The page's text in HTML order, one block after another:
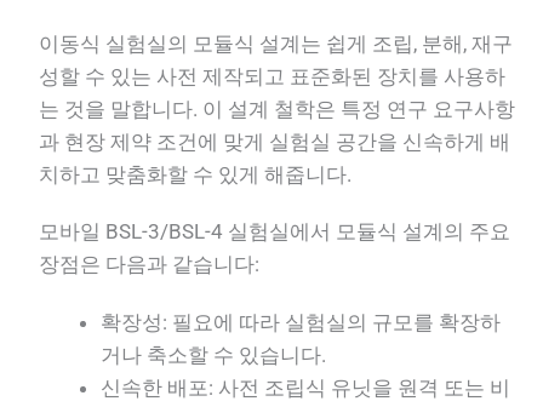
이동식 실험실의 모듈식 설계는 쉽게 조립, 분해, 재구
성할 수 있는 사전 제작되고 표준화된 장치를 사용하
는 것을 말합니다. 이 설계 철학은 특정 연구 요구사항
과 현장 제약 조건에 맞게 실험실 공간을 신속하게 배
치하고 맞춤화할 수 있게 해줍니다.
모바일 BSL-3/BSL-4 실험실에서 모듈식 설계의 주요
장점은 다음과 같습니다:
확장성: 필요에 따라 실험실의 규모를 확장하
거나 축소할 수 있습니다.
신속한 배포: 사전 조립식 유닛을 원격 또는 비